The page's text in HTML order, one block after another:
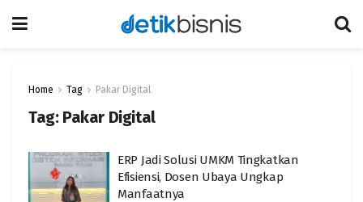
Home Tag Pakar Digital
Tag: Pakar Digital
ERP Jadi Solusi UMKM Tingkatkan
Efisiensi, Dosen Ubaya Ungkap
Manfaatnya